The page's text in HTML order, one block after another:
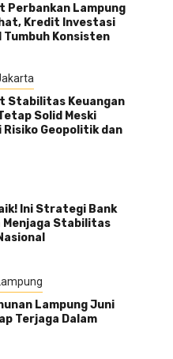
Perbankan Lampung
Kredit Investasi
Tumbuh Konsisten
Stabilitas Keuangan
Solid Meski
Risiko Geopolitik dan
Ini Strategi Bank
Menjaga Stabilitas
Lampung Juni
Terjaga Dalam